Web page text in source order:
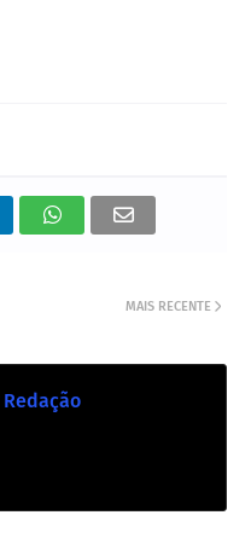
MAIS RECENTE
Redação